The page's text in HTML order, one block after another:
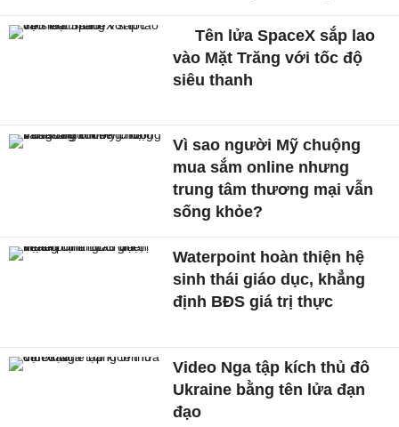
Tên lửa SpaceX sắp lao
vào Mặt Trăng với tốc độ
siêu thanh
Vì sao người Mỹ chuộng
mua sắm online nhưng
trung tâm thương mại vẫn
sống khỏe?
Waterpoint hoàn thiện hệ
sinh thái giáo dục, khẳng
định BĐS giá trị thực
Video Nga tập kích thủ đô
Ukraine bằng tên lửa đạn
đạo